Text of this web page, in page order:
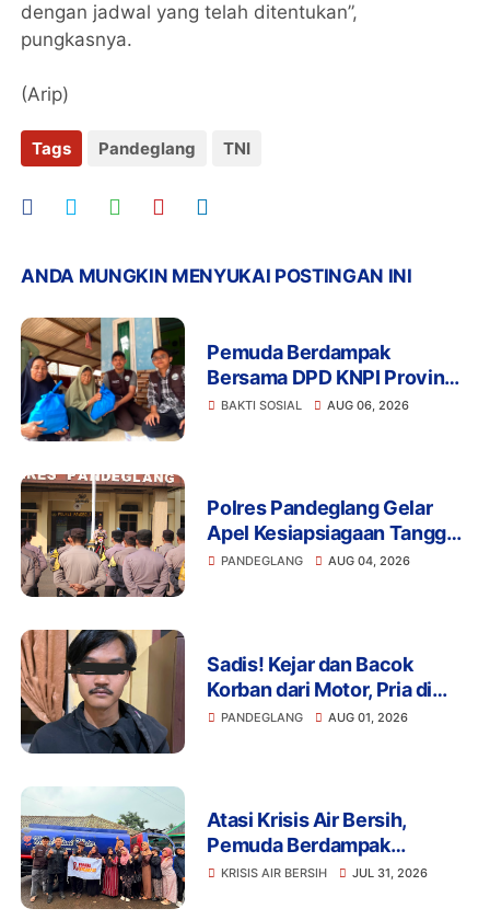
dengan jadwal yang telah ditentukan”,
pungkasnya.
(Arip)
Tags Pandeglang TNI
ANDA MUNGKIN MENYUKAI POSTINGAN INI
Pemuda Berdampak
Bersama DPD KNPI Provinsi
Banten dan KKN Kelompok
BAKTI SOSIAL AUG 06, 2026
Polres Pandeglang Gelar
Apel Kesiapsiagaan Tanggap
Bencana dan Karhutla,
PANDEGLANG AUG 04, 2026
Sadis! Kejar dan Bacok
Korban dari Motor, Pria di
Pandeglang Diciduk Polisi
PANDEGLANG AUG 01, 2026
Atasi Krisis Air Bersih,
Pemuda Berdampak
Kerahkan 4 Tangki Air untuk
KRISIS AIR BERSIH JUL 31, 2026